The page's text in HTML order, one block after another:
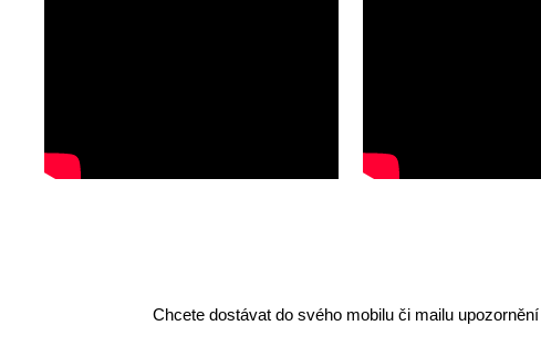
Chcete dostávat do svého mobilu či mailu